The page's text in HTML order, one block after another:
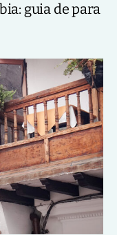
guia de para